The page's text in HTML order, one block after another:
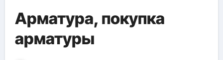
Арматура, покупка
арматуры